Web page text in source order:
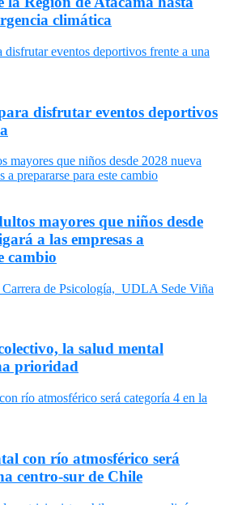
climática
disfrutar eventos deportivos
mayores que niños desde
a las empresas a
cambio
la salud mental
prioridad
con río atmosférico será
centro-sur de Chile